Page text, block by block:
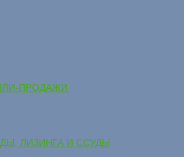
ПРОДАЖИ
ЛИЗИНГА И ССУДЫ